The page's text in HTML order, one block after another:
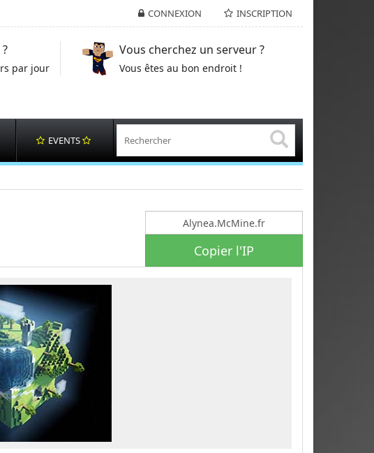
CONNEXION INSCRIPTION
par jour
Vous cherchez un serveur ?
Vous êtes au bon endroit !
EVENTS
Copier l'IP